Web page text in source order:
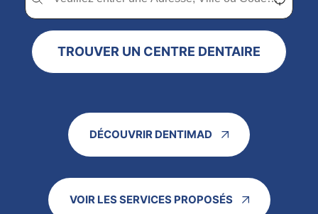
TROUVER UN CENTRE DENTAIRE
DÉCOUVRIR DENTIMAD
VOIR LES SERVICES PROPOSÉS